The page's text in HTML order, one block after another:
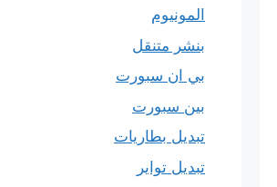
المونيوم
بنشر متنقل
بي ان سبورت
بين سبورت
تبديل بطاريات
تبديل تواير